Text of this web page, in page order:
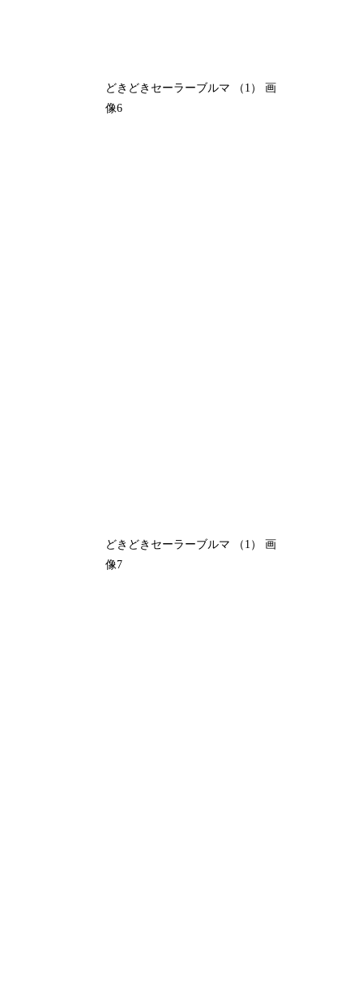
どきどきセーラーブルマ （1） 画
像6
どきどきセーラーブルマ （1） 画
像7